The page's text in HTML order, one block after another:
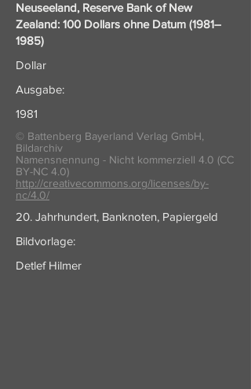
Neuseeland, Reserve Bank of New
Zealand: 100 Dollars ohne Datum (1981–
1985)
Dollar
Ausgabe:
1981
© Battenberg Bayerland Verlag GmbH,
Bildarchiv
Namensnennung - Nicht kommerziell 4.0 (CC
BY-NC 4.0)
http://creativecommons.org/licenses/by-
nc/4.0/
20. Jahrhundert, Banknoten, Papiergeld
Bildvorlage:
Detlef Hilmer